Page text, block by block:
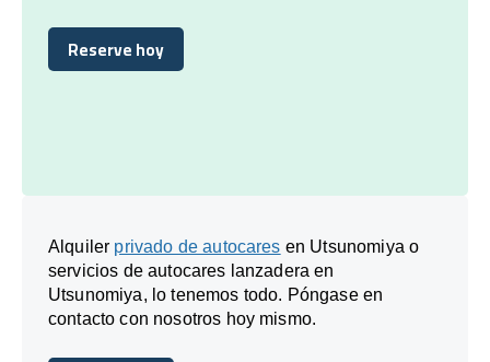
Reserve hoy
Reserve hoy
Alquiler privado de autocares en Utsunomiya o
servicios de autocares lanzadera en
Utsunomiya, lo tenemos todo. Póngase en
contacto con nosotros hoy mismo.